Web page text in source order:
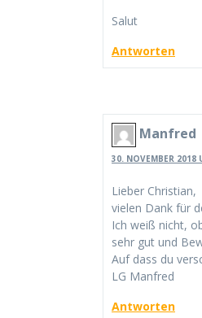
Salut
Antworten
Manfred
30. NOVEMBER 2018
Lieber Christian,
vielen Dank für
Ich weiß nicht,
sehr gut und
Auf dass du
LG Manfred
Antworten